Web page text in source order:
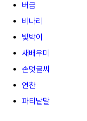
버금
비나리
빛박이
새배우미
손멋글씨
연찬
파티낱말